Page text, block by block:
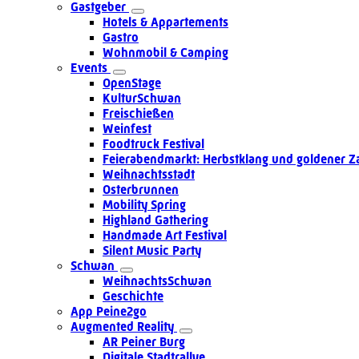
Gastgeber
Hotels & Appartements
Gastro
Wohnmobil & Camping
Events
OpenStage
KulturSchwan
Freischießen
Weinfest
Foodtruck Festival
Feierabendmarkt: Herbstklang und goldener
Weihnachtsstadt
Osterbrunnen
Mobility Spring
Highland Gathering
Handmade Art Festival
Silent Music Party
Schwan
WeihnachtsSchwan
Geschichte
App Peine2go
Augmented Reality
AR Peiner Burg